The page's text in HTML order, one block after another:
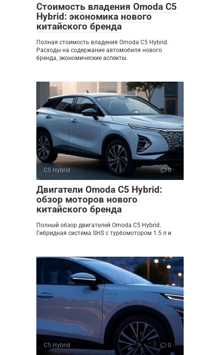
Стоимость владения Omoda C5
Hybrid: экономика нового
китайского бренда
Полная стоимость владения Omoda C5 Hybrid.
Расходы на содержание автомобиля нового
бренда, экономические аспекты.
C5 Hybrid 0
Двигатели Omoda C5 Hybrid:
обзор моторов нового
китайского бренда
Полный обзор двигателей Omoda C5 Hybrid.
Гибридная система SHS с турбомотором 1.5 л и
C5 Hybrid 0